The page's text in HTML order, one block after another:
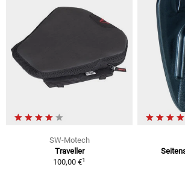
SW-Motech
Traveller
100,00 €1